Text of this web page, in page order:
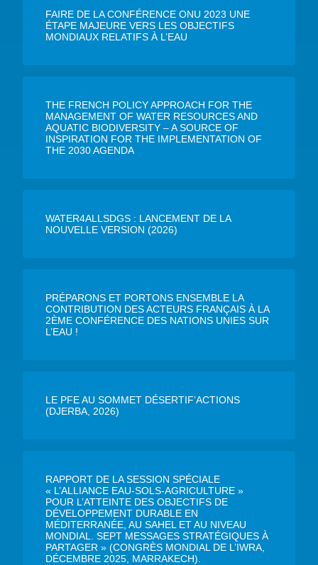
FAIRE DE LA CONFÉRENCE ONU 2023 UNE
ÉTAPE MAJEURE VERS LES OBJECTIFS
MONDIAUX RELATIFS À L’EAU
THE FRENCH POLICY APPROACH FOR THE
MANAGEMENT OF WATER RESOURCES AND
AQUATIC BIODIVERSITY – A SOURCE OF
INSPIRATION FOR THE IMPLEMENTATION OF
THE 2030 AGENDA
WATER4ALLSDGS : LANCEMENT DE LA
NOUVELLE VERSION (2026)
PRÉPARONS ET PORTONS ENSEMBLE LA
CONTRIBUTION DES ACTEURS FRANÇAIS À LA
2ÈME CONFÉRENCE DES NATIONS UNIES SUR
L’EAU !
LE PFE AU SOMMET DÉSERTIF’ACTIONS
(DJERBA, 2026)
RAPPORT DE LA SESSION SPÉCIALE
« L’ALLIANCE EAU-SOLS-AGRICULTURE »
POUR L’ATTEINTE DES OBJECTIFS DE
DÉVELOPPEMENT DURABLE EN
MÉDITERRANÉE, AU SAHEL ET AU NIVEAU
MONDIAL. SEPT MESSAGES STRATÉGIQUES À
PARTAGER » (CONGRÈS MONDIAL DE L’IWRA,
DÉCEMBRE 2025, MARRAKECH).